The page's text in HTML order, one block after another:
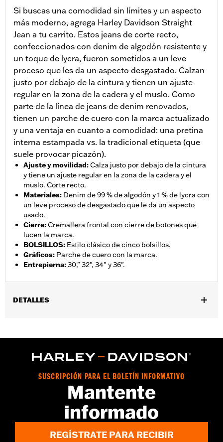
Si buscas una comodidad sin límites y un aspecto
más moderno, agrega Harley Davidson Straight
Jean a tu carrito. Estos jeans de corte recto,
confeccionados con denim de algodón resistente y
un toque de lycra, fueron sometidos a un leve
proceso que les da un aspecto desgastado. Calzan
justo por debajo de la cintura y tienen un ajuste
regular en la zona de la cadera y el muslo. Como
parte de la línea de jeans de denim renovados,
tienen un parche de cuero con la marca actualizado
y una ventaja en cuanto a comodidad: una pretina
interna estampada vs. la tradicional etiqueta (que
suele provocar picazón).
Ajuste y movilidad:Calza justo por debajo de la cintura
y tiene un ajuste regular en la zona de la cadera y el
muslo. Corte recto.
Materiales: Denim de 99 % de algodón y 1 % de lycra con
un leve proceso de desgastado que le da un aspecto
usado.
Cierre:Cremallera frontal con cierre de botones que
lucen la marca.
BOLSILLOS: Estilo clásico de cinco bolsillos.
Gráficos: Parche de cuero con la marca.
Entrepierna:30," 32", 34" y 36".
DETALLES
GARANTÍA:90 días de garantía limitada - Consultawww.h-
Estilo de pantalón:Straight
Importado
SUSCRIPCIÓN PARA EL BOLETÍN INFORMATIVO
Mantente
informado
REGÍSTRATE PARA RECIBIR